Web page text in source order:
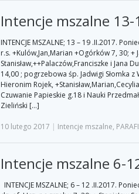
Intencje mszalne 13-
INTENCJE MSZALNE; 13 – 19 .II.2017.
r.s. +Kulów,Jan,Marian +Ogórków 7, 30; +
Stanisław,++Palaczów,Franciszke i Jana
14,00 ; pogrzebowa śp. Jadwigi Słomka
Hieronim Rojek,
Czuwanie Papieskie g.18 i Nauki
Zieliński […]
10 lutego 2017 | Intencje mszalne,
Intencje mszalne 6-
INTENCJE MSZALNE; 6 – 12 .II.2017.